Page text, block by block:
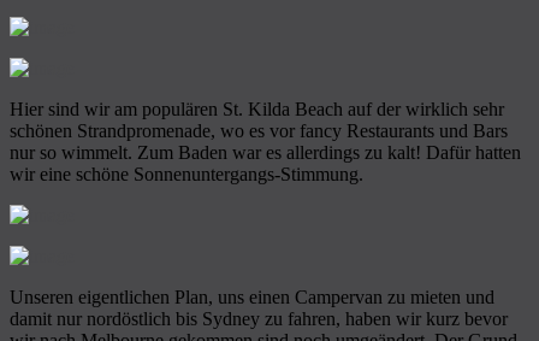
Hier sind wir am populären St. Kilda Beach auf der wirklich sehr
schönen Strandpromenade, wo es vor fancy Restaurants und Bars
nur so wimmelt. Zum Baden war es allerdings zu kalt! Dafür hatten
wir eine schöne Sonnenuntergangs-Stimmung.
Unseren eigentlichen Plan, uns einen Campervan zu mieten und
damit nur nordöstlich bis Sydney zu fahren, haben wir kurz bevor